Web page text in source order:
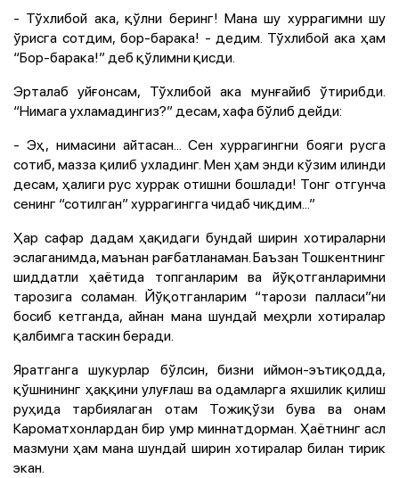
- Тўхлибой ака, қўлни беринг! Мана шу хуррагимни шу
ўрисга сотдим, бор-барака! - дедим. Тўхлибой ака ҳам
“Бор-барака!” деб қўлимни қисди.
Эрталаб уйғонсам, Тўхлибой ака мунғайиб ўтирибди.
“Нимага ухламадингиз?” десам, хафа бўлиб дейди:
- Эҳ, нимасини айтасан... Сен хуррагингни бояги русга
сотиб, мазза қилиб ухладинг. Мен ҳам энди кўзим илинди
десам, ҳалиги рус хуррак отишни бошлади! Тонг отгунча
сенинг “сотилган” хуррагингга чидаб чиқдим...”
Ҳар сафар дадам ҳақидаги бундай ширин хотираларни
эслаганимда, маънан рағбатланаман. Баъзан Тошкентнинг
шиддатли ҳаётида топганларим ва йўқотганларимни
тарозига соламан. Йўқотганларим “тарози палласи”ни
босиб кетганда, айнан мана шундай меҳрли хотиралар
қалбимга таскин беради.
Яратганга шукурлар бўлсин, бизни иймон-эътиқодда,
қўшнининг ҳаққини улуғлаш ва одамларга яхшилик қилиш
руҳида тарбиялаган отам Тожиқўзи бува ва онам
Кароматхонлардан бир умр миннатдорман. Ҳаётнинг асл
мазмуни ҳам мана шундай ширин хотиралар билан тирик
экан.